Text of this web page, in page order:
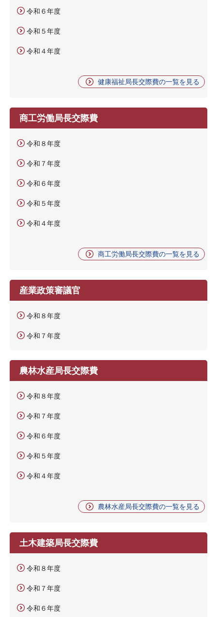
令和６年度
令和５年度
令和４年度
健康福祉局長交際費の一覧を見る
商工労働局長交際費
令和８年度
令和７年度
令和６年度
令和５年度
令和４年度
商工労働局長交際費の一覧を見る
産業政策審議官
令和８年度
令和７年度
農林水産局長交際費
令和８年度
令和７年度
令和６年度
令和５年度
令和４年度
農林水産局長交際費の一覧を見る
土木建築局長交際費
令和８年度
令和７年度
令和６年度